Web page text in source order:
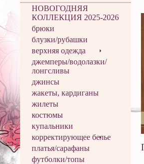
НОВОГОДНЯЯ
КОЛЛЕКЦИЯ 2025-2026
брюки
блузки/рубашки
верхняя одежда
джемперы/водолазки/
лонгсливы
джинсы
жакеты, кардиганы
жилеты
костюмы
купальники
корректирующее белье
платья/сарафаны
футболки/топы